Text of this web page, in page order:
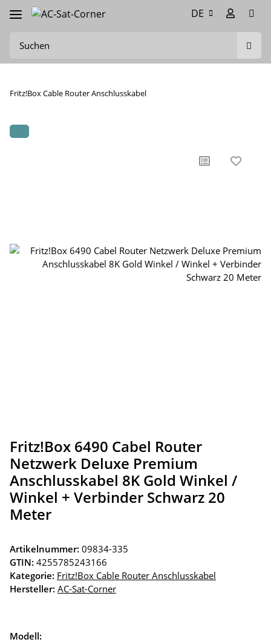
DE
Fritz!Box Cable Router Anschlusskabel
Fritz!Box 6490 Cabel Router
Netzwerk Deluxe Premium
Anschlusskabel 8K Gold Winkel /
Winkel + Verbinder Schwarz 20
Meter
Artikelnummer: 09834-335
GTIN: 4255785243166
Kategorie: Fritz!Box Cable Router Anschlusskabel
Hersteller: AC-Sat-Corner
Modell: